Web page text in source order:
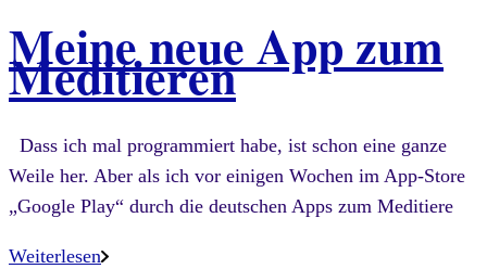
Meine neue App zum
Meditieren
Dass ich mal programmiert habe, ist schon eine ganze
Weile her. Aber als ich vor einigen Wochen im App-Store
„Google Play“ durch die deutschen Apps zum Meditiere
Weiterlesen